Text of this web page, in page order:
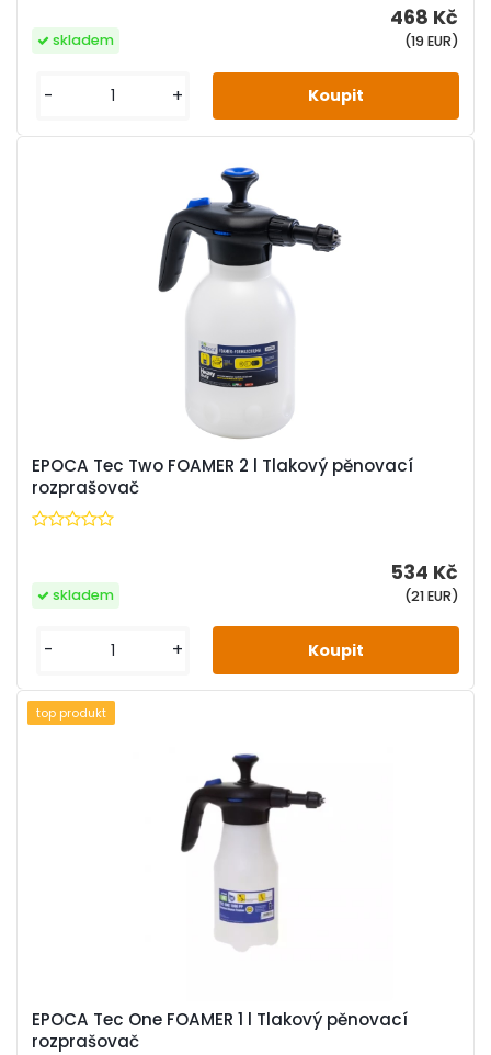
468 Kč
(19 EUR)
skladem
- +
EPOCA Tec Two FOAMER 2 l Tlakový pěnovací
rozprašovač
534 Kč
(21 EUR)
skladem
- +
EPOCA Tec One FOAMER 1 l Tlakový pěnovací
rozprašovač
top produkt